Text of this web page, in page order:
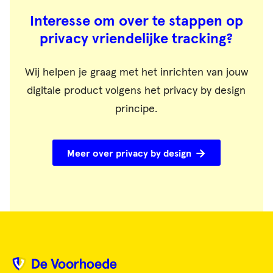
Interesse om over te stappen op
privacy vriendelijke tracking?
Wij helpen je graag met het inrichten van jouw
digitale product volgens het privacy by design
principe.
Meer over privacy by design